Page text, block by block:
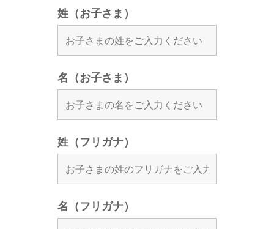
姓（お子さま）
名（お子さま）
姓（フリガナ）
名（フリガナ）